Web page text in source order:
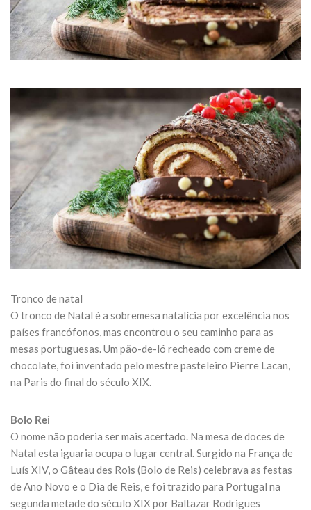
Tronco de natal
O tronco de Natal é a sobremesa natalícia por excelência nos
países francófonos, mas encontrou o seu caminho para as
mesas portuguesas. Um pão-de-ló recheado com creme de
chocolate, foi inventado pelo mestre pasteleiro Pierre Lacan,
na Paris do final do século XIX.
Bolo Rei
O nome não poderia ser mais acertado. Na mesa de doces de
Natal esta iguaria ocupa o lugar central. Surgido na França de
Luís XIV, o Gâteau des Rois (Bolo de Reis) celebrava as festas
de Ano Novo e o Dia de Reis, e foi trazido para Portugal na
segunda metade do século XIX por Baltazar Rodrigues